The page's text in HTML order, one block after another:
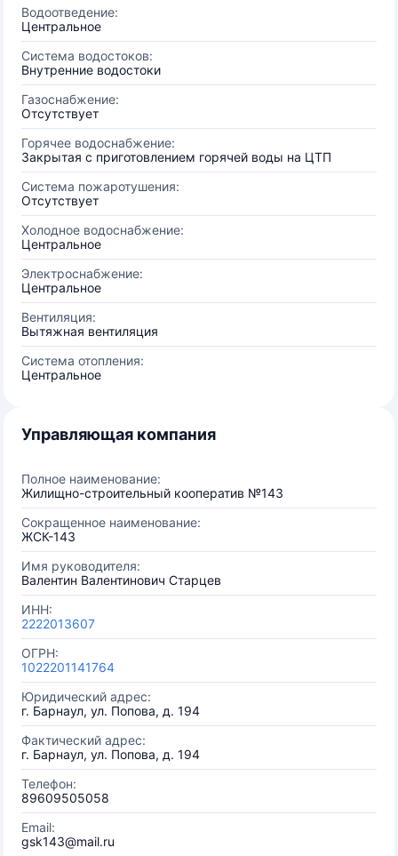
Водоотведение:
Центральное
Система водостоков:
Внутренние водостоки
Газоснабжение:
Отсутствует
Горячее водоснабжение:
Закрытая с приготовлением горячей воды на ЦТП
Система пожаротушения:
Отсутствует
Холодное водоснабжение:
Центральное
Электроснабжение:
Центральное
Вентиляция:
Вытяжная вентиляция
Система отопления:
Центральное
Управляющая компания
Полное наименование:
Жилищно-строительный кооператив №143
Сокращенное наименование:
ЖСК-143
Имя руководителя:
Валентин Валентинович Старцев
ИНН:
2222013607
ОГРН:
1022201141764
Юридический адрес:
г. Барнаул, ул. Попова, д. 194
Фактический адрес:
г. Барнаул, ул. Попова, д. 194
Телефон:
89609505058
Email:
gsk143@mail.ru